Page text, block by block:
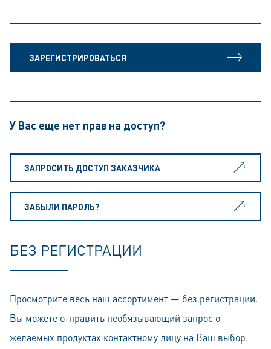
ЗАРЕГИСТРИРОВАТЬСЯ
У Вас еще нет прав на доступ?
ЗАПРОСИТЬ ДОСТУП ЗАКАЗЧИКА
ЗАБЫЛИ ПАРОЛЬ?
БЕЗ РЕГИСТРАЦИИ
Просмотрите весь наш ассортимент — без регистрации.
Вы можете отправить необязывающий запрос о
желаемых продуктах контактному лицу на Ваш выбор.